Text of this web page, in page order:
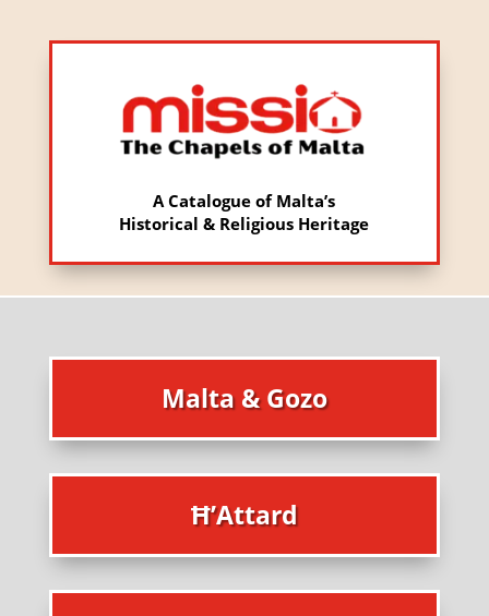
A Catalogue of Malta’s
Historical & Religious Heritage
Malta & Gozo
Ħ’Attard